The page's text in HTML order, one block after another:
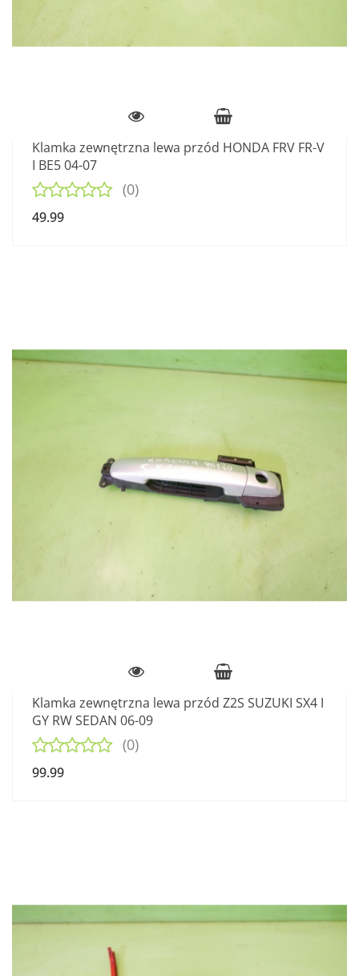
Klamka zewnętrzna lewa przód HONDA FRV FR-V
I BE5 04-07
(0)
49.99
Klamka zewnętrzna lewa przód Z2S SUZUKI SX4 I
GY RW SEDAN 06-09
(0)
99.99